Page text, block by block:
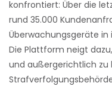
konfrontiert: Über die
rund 35.000
Überwachungsgeräte
Die Plattform neigt
und außergerichtlich zu